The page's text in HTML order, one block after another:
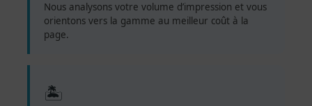
Nous analysons votre volume d’impression et vous
orientons vers la gamme au meilleur coût à la
page.
🏝️